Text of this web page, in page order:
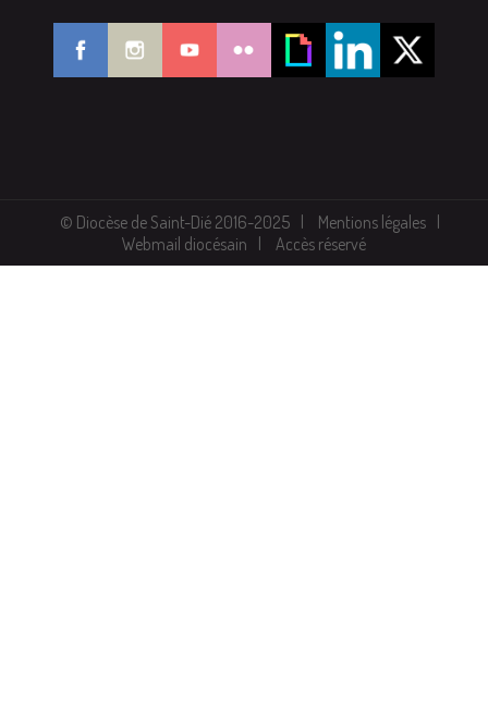
© Diocèse de Saint-Dié 2016-2025
Mentions légales
Webmail diocésain
Accès réservé